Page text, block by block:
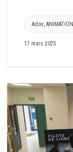
Ados, ANIMATION
17 mars 2025